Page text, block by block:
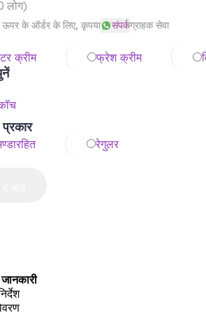
लोग)
ऊपर के ऑर्डर के लिए, कृपया संपर्कग्राहक सेवा
क्रीम फ्रेश क्रीम
रेगुलर